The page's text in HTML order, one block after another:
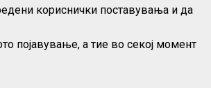
кориснички поставувања и да
појавување, а тие во секој момент